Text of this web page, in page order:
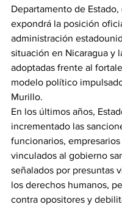
Departamento de Estado,
expondrá la posición
administración
situación en Nicaragua y
adoptadas frente al
modelo político
Murillo.
En los últimos años,
incrementado las
funcionarios,
vinculados al gobierno
señalados por presuntas
los derechos humanos,
contra opositores y